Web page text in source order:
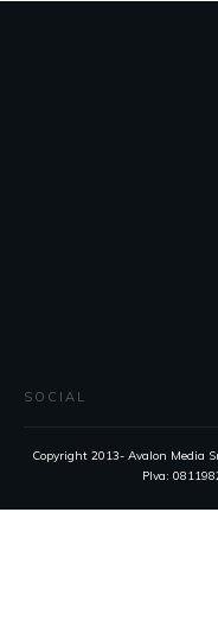
SOCIAL
Copyright 2013- Avalon Media
PIva: